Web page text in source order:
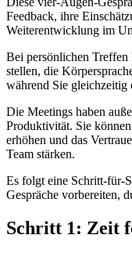
Feedback, ihre
Weiterentwicklung im
Bei persönlichen Treffen
stellen, die
während Sie gleichzeitig
Die Meetings haben
Produktivität. Sie
erhöhen und das
Team stärken.
Es folgt eine Schritt-für-
Gespräche vorbereiten,
Schritt 1: Zeit